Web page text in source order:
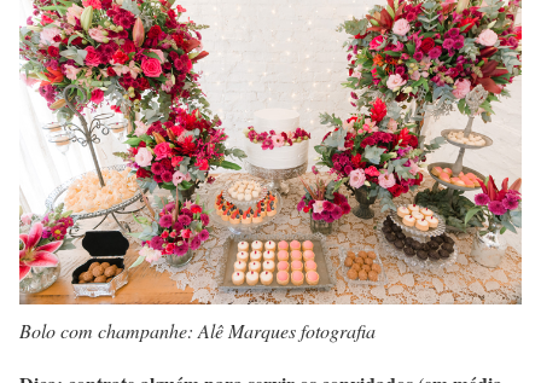
Bolo com champanhe: Alê Marques fotografia